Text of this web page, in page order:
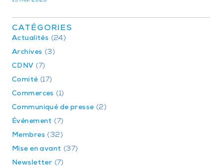
CATÉGORIES
Actualités (24)
Archives (3)
CDNV (7)
Comité (17)
Commerces (1)
Communiqué de presse (2)
Événement (7)
Membres (32)
Mise en avant (37)
Newsletter (7)